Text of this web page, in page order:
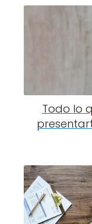
Todo lo